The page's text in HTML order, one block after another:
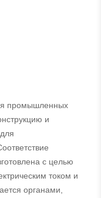
промышленных
и
с целью
током и
органами,